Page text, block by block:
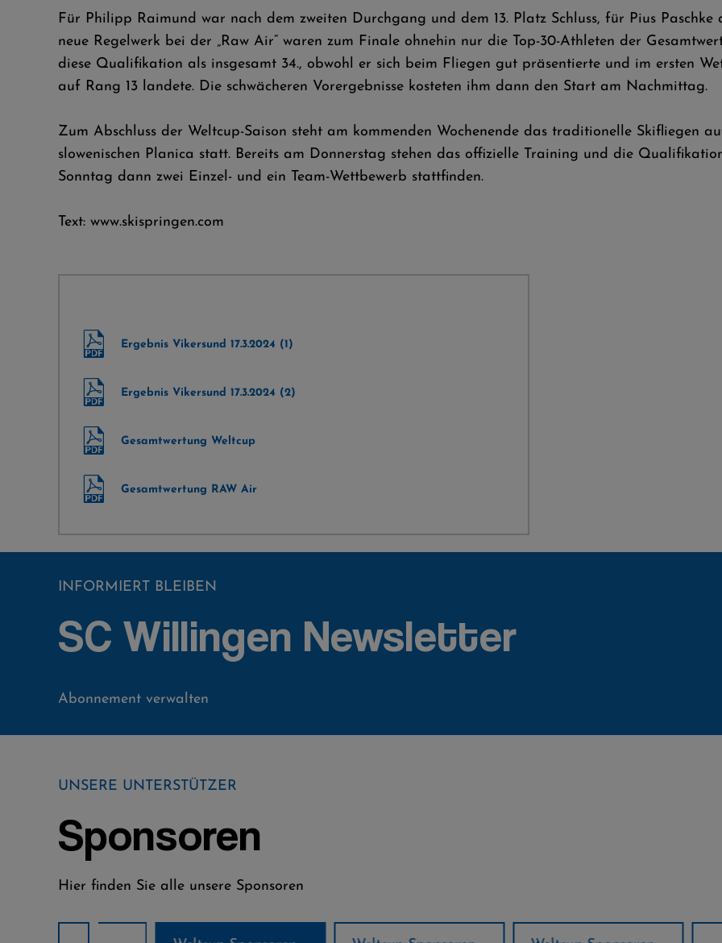
Für Philipp Raimund war nach dem zweiten Durchgang und dem 13. Platz Schluss, für Pius
neue Regelwerk bei der „Raw Air“ waren zum Finale ohnehin nur die Top-30-Athleten der
diese Qualifikation als insgesamt 34., obwohl er sich beim Fliegen gut präsentierte und im ersten
auf Rang 13 landete. Die schwächeren Vorergebnisse kosteten ihm dann den Start am Nachmittag.
Zum Abschluss der Weltcup-Saison steht am kommenden Wochenende das traditionelle Skifliegen
slowenischen Planica statt. Bereits am Donnerstag stehen das offizielle Training und die
Sonntag dann zwei Einzel- und ein Team-Wettbewerb stattfinden.
Text: www.skispringen.com
Ergebnis Vikersund 17.3.2024 (1)
Ergebnis Vikersund 17.3.2024 (2)
Gesamtwertung Weltcup
Gesamtwertung RAW Air
INFORMIERT BLEIBEN
SC Willingen Newsletter
Abonnement verwalten
UNSERE UNTERSTÜTZER
Sponsoren
Hier finden Sie alle unsere Sponsoren